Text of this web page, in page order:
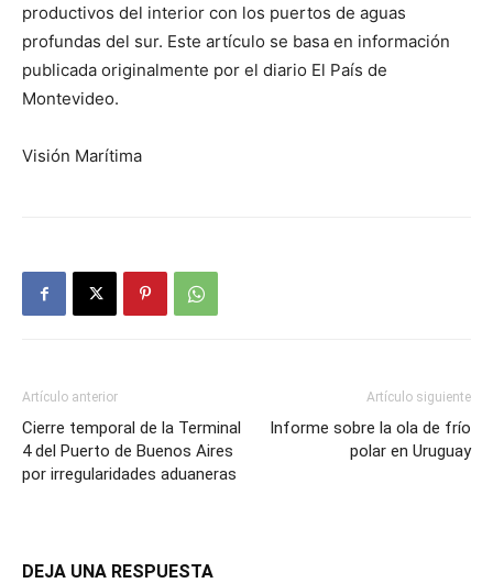
productivos del interior con los puertos de aguas
profundas del sur. Este artículo se basa en información
publicada originalmente por el diario El País de
Montevideo.
Visión Marítima
Artículo anterior
Cierre temporal de la Terminal
4 del Puerto de Buenos Aires
por irregularidades aduaneras
Artículo siguiente
Informe sobre la ola de frío
polar en Uruguay
DEJA UNA RESPUESTA